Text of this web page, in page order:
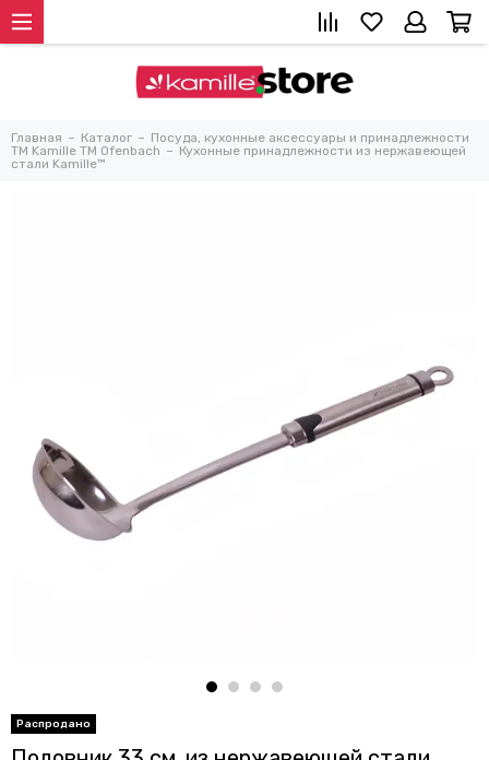
Главная Каталог
Посуда, кухонные аксессуары и принадлежности
TM Kamille TM Ofenbach
Кухонные принадлежности из нержавеющей
стали Kamille™